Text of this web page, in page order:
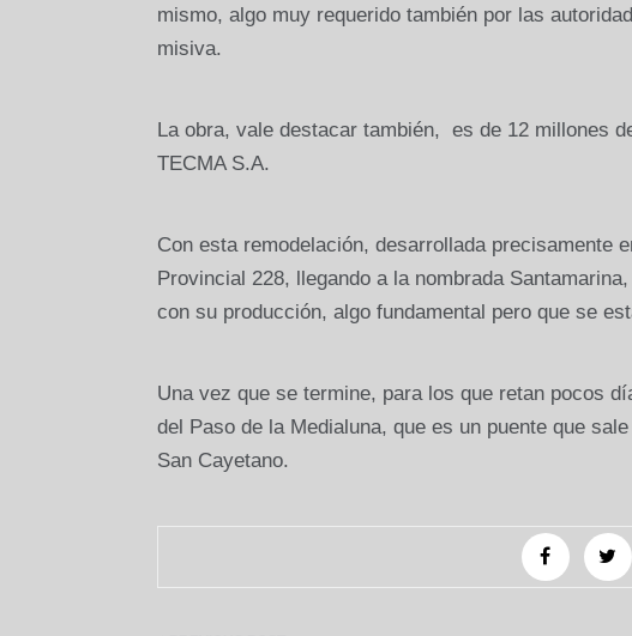
mismo, algo muy requerido también por las
misiva.
La obra, vale destacar también, es de 12 millones
TECMA S.A.
Con esta remodelación, desarrollada precisamente
Provincial 228, llegando a la nombrada
con su producción, algo fundamental pero que se
Una vez que se termine, para los que retan pocos
del Paso de la Medialuna, que es un puente que
San Cayetano.